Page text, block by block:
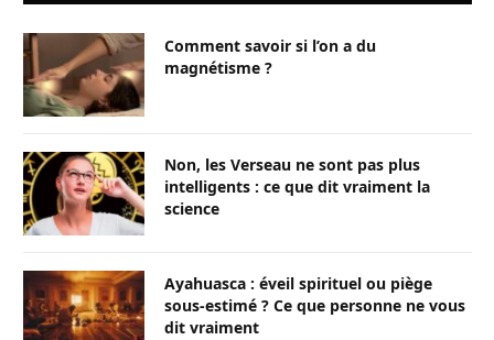
Comment savoir si l’on a du
magnétisme ?
Non, les Verseau ne sont pas plus
intelligents : ce que dit vraiment la
science
Ayahuasca : éveil spirituel ou piège
sous-estimé ? Ce que personne ne vous
dit vraiment